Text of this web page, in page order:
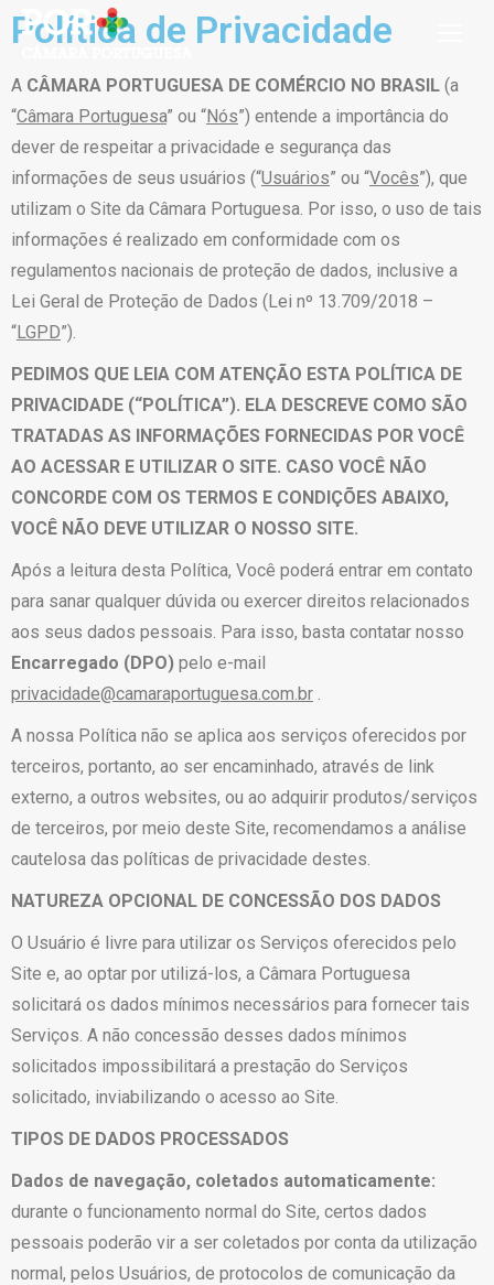
Política de Privacidade
A CÂMARA PORTUGUESA DE COMÉRCIO NO BRASIL (a
“Câmara Portuguesa” ou “Nós”) entende a importância do
dever de respeitar a privacidade e segurança das
informações de seus usuários (“Usuários” ou “Vocês”), que
utilizam o Site da Câmara Portuguesa. Por isso, o uso de tais
informações é realizado em conformidade com os
regulamentos nacionais de proteção de dados, inclusive a
Lei Geral de Proteção de Dados (Lei nº 13.709/2018 –
“LGPD”).
PEDIMOS QUE LEIA COM ATENÇÃO ESTA POLÍTICA DE
PRIVACIDADE (“POLÍTICA”). ELA DESCREVE COMO SÃO
TRATADAS AS INFORMAÇÕES FORNECIDAS POR VOCÊ
AO ACESSAR E UTILIZAR O SITE. CASO VOCÊ NÃO
CONCORDE COM OS TERMOS E CONDIÇÕES ABAIXO,
VOCÊ NÃO DEVE UTILIZAR O NOSSO SITE.
Após a leitura desta Política, Você poderá entrar em contato
para sanar qualquer dúvida ou exercer direitos relacionados
aos seus dados pessoais. Para isso, basta contatar nosso
Encarregado (DPO) pelo e-mail
privacidade@camaraportuguesa.com.br .
A nossa Política não se aplica aos serviços oferecidos por
terceiros, portanto, ao ser encaminhado, através de link
externo, a outros websites, ou ao adquirir produtos/serviços
de terceiros, por meio deste Site, recomendamos a análise
cautelosa das políticas de privacidade destes.
NATUREZA OPCIONAL DE CONCESSÃO DOS DADOS
O Usuário é livre para utilizar os Serviços oferecidos pelo
Site e, ao optar por utilizá-los, a Câmara Portuguesa
solicitará os dados mínimos necessários para fornecer tais
Serviços. A não concessão desses dados mínimos
solicitados impossibilitará a prestação do Serviços
solicitado, inviabilizando o acesso ao Site.
TIPOS DE DADOS PROCESSADOS
Dados de navegação, coletados automaticamente:
durante o funcionamento normal do Site, certos dados
pessoais poderão vir a ser coletados por conta da utilização
normal, pelos Usuários, de protocolos de comunicação da